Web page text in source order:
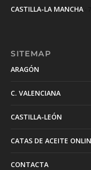
CASTILLA-LA MANCHA
SITEMAP
ARAGÓN
C. VALENCIANA
CASTILLA-LEÓN
CATAS DE ACEITE
CONTACTA